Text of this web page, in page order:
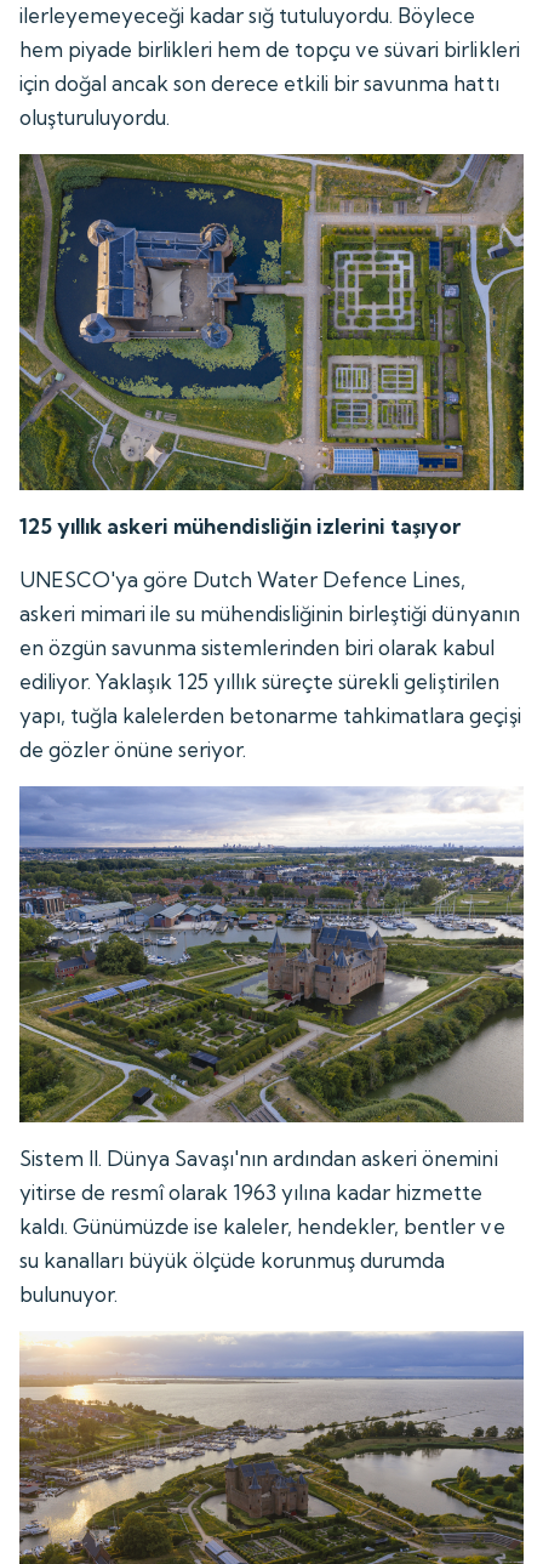
ilerleyemeyeceği kadar sığ tutuluyordu. Böylece
hem piyade birlikleri hem de topçu ve süvari birlikleri
için doğal ancak son derece etkili bir savunma hattı
oluşturuluyordu.
125 yıllık askeri mühendisliğin izlerini taşıyor
UNESCO'ya göre Dutch Water Defence Lines,
askeri mimari ile su mühendisliğinin birleştiği dünyanın
en özgün savunma sistemlerinden biri olarak kabul
ediliyor. Yaklaşık 125 yıllık süreçte sürekli geliştirilen
yapı, tuğla kalelerden betonarme tahkimatlara geçişi
de gözler önüne seriyor.
Sistem II. Dünya Savaşı'nın ardından askeri önemini
yitirse de resmî olarak 1963 yılına kadar hizmette
kaldı. Günümüzde ise kaleler, hendekler, bentler ve
su kanalları büyük ölçüde korunmuş durumda
bulunuyor.